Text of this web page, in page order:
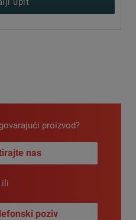
proizvod?
nas
ili
poziv